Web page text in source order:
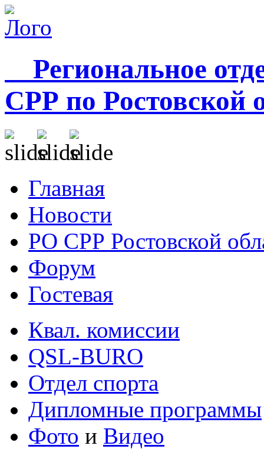
Региональное
СРР по Ростовской
Главная
Новости
РО СРР Ростовской
Форум
Гостевая
Квал. комиссии
QSL-BURO
Отдел спорта
Дипломные программы
Фото и Видео